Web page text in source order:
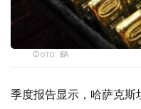
Фото: ӨзА
季度报告显示，哈萨克斯